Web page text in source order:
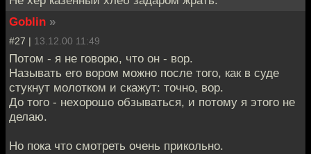
Goblin »
#27 | 13.12.00 11:49
Потом - я не говорю, что он - вор.
Называть его вором можно после того, как в суде
стукнут молотком и скажут: точно, вор.
До того - нехорошо обзываться, и потому я этого не
делаю.
Но пока что смотреть очень прикольно.